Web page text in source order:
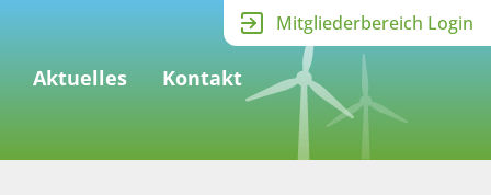
Mitgliederbereich Login
Aktuelles Kontakt